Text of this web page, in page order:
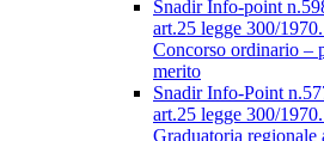
Snadir Info-point
art.25 legge 300/
Concorso ordinario –
merito
Snadir Info-Point
art.25 legge 300/
Graduatoria regionale